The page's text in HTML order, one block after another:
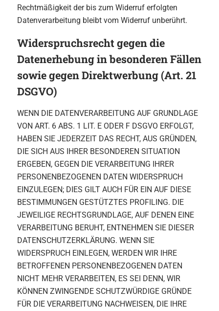
Rechtmäßigkeit der bis zum Widerruf erfolgten
Datenverarbeitung bleibt vom Widerruf unberührt.
Widerspruchsrecht gegen die
Datenerhebung in besonderen Fällen
sowie gegen Direktwerbung (Art. 21
DSGVO)
WENN DIE DATENVERARBEITUNG AUF GRUNDLAGE
VON ART. 6 ABS. 1 LIT. E ODER F DSGVO ERFOLGT,
HABEN SIE JEDERZEIT DAS RECHT, AUS GRÜNDEN,
DIE SICH AUS IHRER BESONDEREN SITUATION
ERGEBEN, GEGEN DIE VERARBEITUNG IHRER
PERSONENBEZOGENEN DATEN WIDERSPRUCH
EINZULEGEN; DIES GILT AUCH FÜR EIN AUF DIESE
BESTIMMUNGEN GESTÜTZTES PROFILING. DIE
JEWEILIGE RECHTSGRUNDLAGE, AUF DENEN EINE
VERARBEITUNG BERUHT, ENTNEHMEN SIE DIESER
DATENSCHUTZERKLÄRUNG. WENN SIE
WIDERSPRUCH EINLEGEN, WERDEN WIR IHRE
BETROFFENEN PERSONENBEZOGENEN DATEN
NICHT MEHR VERARBEITEN, ES SEI DENN, WIR
KÖNNEN ZWINGENDE SCHUTZWÜRDIGE GRÜNDE
FÜR DIE VERARBEITUNG NACHWEISEN, DIE IHRE